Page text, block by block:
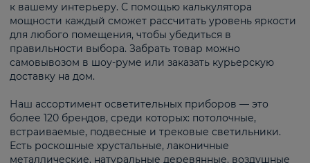
к вашему интерьеру. С помощью калькулятора
мощности каждый сможет рассчитать уровень яркости
для любого помещения, чтобы убедиться в
правильности выбора. Забрать товар можно
самовывозом в шоу-руме или заказать курьерскую
доставку на дом.
Наш ассортимент осветительных приборов — это
более 120 брендов, среди которых: потолочные,
встраиваемые, подвесные и трековые светильники.
Есть роскошные хрустальные, лаконичные
металлические, натуральные деревянные, воздушные